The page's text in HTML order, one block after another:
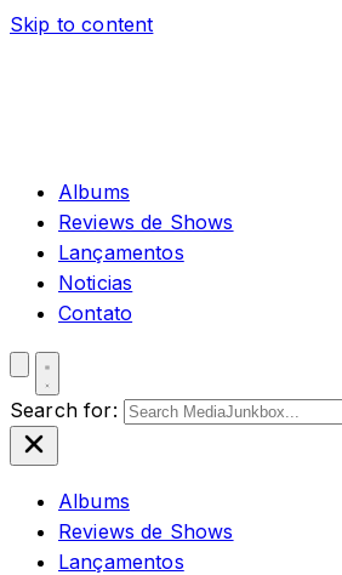
Skip to content
Albums
Reviews de Shows
Lançamentos
Noticias
Contato
Search for:
Albums
Reviews de Shows
Lançamentos